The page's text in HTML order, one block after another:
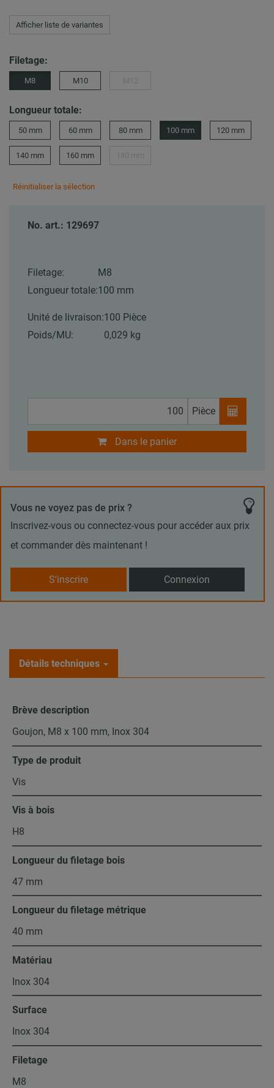
Afficher liste de variantes
Filetage:
M8 M10
Longueur totale:
50 mm 60 mm 80 mm 100 mm 120 mm
140 mm 160 mm
Réinitialiser la sélection
No. art.: 129697
Filetage:
M8
Longueur totale:100 mm
Unité de livraison:100 Pièce
Poids/MU:
0,029 kg
Pièce
Dans le panier
Vous ne voyez pas de prix ?
Inscrivez-vous ou connectez-vous pour accéder aux prix
et commander dès maintenant !
S'inscrire Connexion
Détails techniques
Brève description
Goujon, M8 x 100 mm, Inox 304
Type de produit
Vis
Vis à bois
H8
Longueur du filetage bois
47 mm
Longueur du filetage métrique
40 mm
Matériau
Inox 304
Surface
Inox 304
Filetage
M8